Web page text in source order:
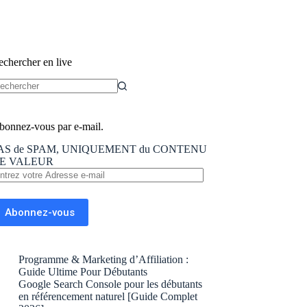
en live
vous par e-mail.
de SPAM, UNIQUEMENT du CONTENU
VALEUR
Abonnez-vous
Programme & Marketing d’Affiliation :
Guide Ultime Pour Débutants
Google Search Console pour les débutants
en référencement naturel [Guide Complet